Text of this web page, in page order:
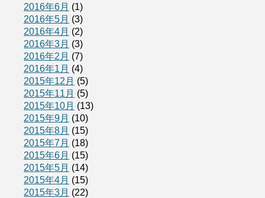
2016年6月 (1)
2016年5月 (3)
2016年4月 (2)
2016年3月 (3)
2016年2月 (7)
2016年1月 (4)
2015年12月 (5)
2015年11月 (5)
2015年10月 (13)
2015年9月 (10)
2015年8月 (15)
2015年7月 (18)
2015年6月 (15)
2015年5月 (14)
2015年4月 (15)
2015年3月 (22)